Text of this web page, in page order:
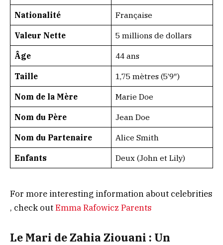
Nationalité Française
Valeur Nette 5 millions de dollars
Âge 44 ans
Taille 1,75 mètres (5’9″)
Nom de la Mère Marie Doe
Nom du Père Jean Doe
Nom du Partenaire Alice Smith
Enfants Deux (John et Lily)
For more interesting information about celebrities
, check outEmma Rafowicz Parents
Le Mari de Zahia Ziouani : Un